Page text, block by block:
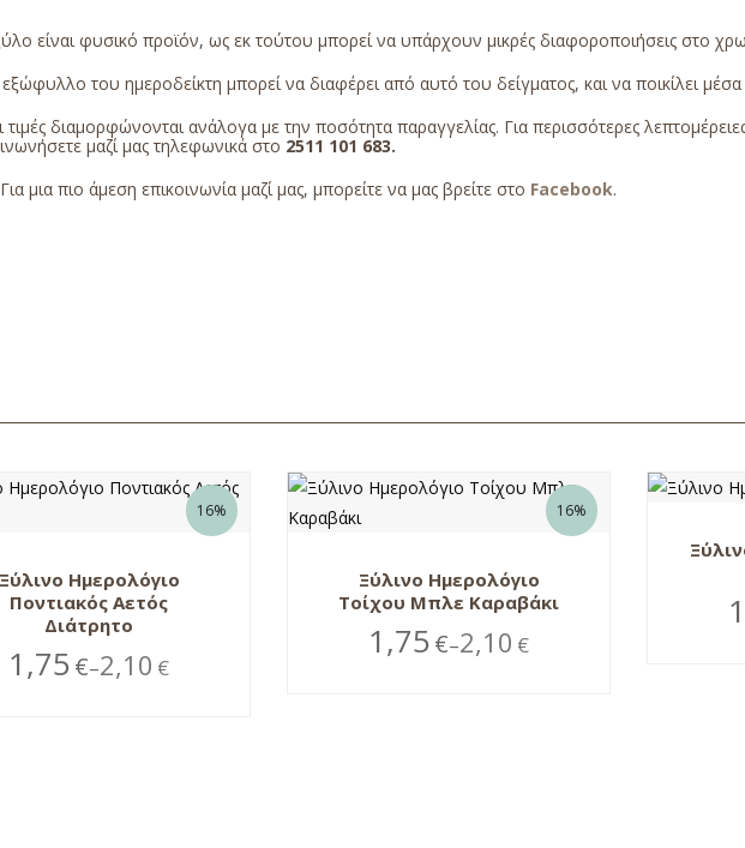
είναι φυσικό προϊόν, ως εκ τούτου μπορεί να υπάρχουν μικρές διαφοροποιήσεις στο
του ημεροδείκτη μπορεί να διαφέρει από αυτό του δείγματος, και να ποικίλει
διαμορφώνονται ανάλογα με την ποσότητα παραγγελίας. Για περισσότερες
μαζί μας τηλεφωνικά στο 2511 101 683.
μια πιο άμεση επικοινωνία μαζί μας, μπορείτε να μας βρείτε στο Facebook.
16%
Ημερολόγιο
Ποντιακός Αετός
Διάτρητο
1,75 €–2,10 €
16%
Ξύλινο Ημερολόγιο
Τοίχου Μπλε Καραβάκι
1,75 €–2,10 €